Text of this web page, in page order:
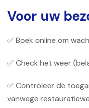
Voor uw
✅ Boek online om
✅ Check het weer
✅ Controleer de
vanwege